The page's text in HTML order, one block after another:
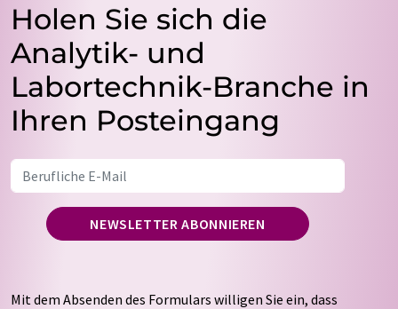
Holen Sie sich die
Analytik- und
Labortechnik-Branche in
Ihren Posteingang
NEWSLETTER ABONNIEREN
Mit dem Absenden des Formulars willigen Sie ein, dass